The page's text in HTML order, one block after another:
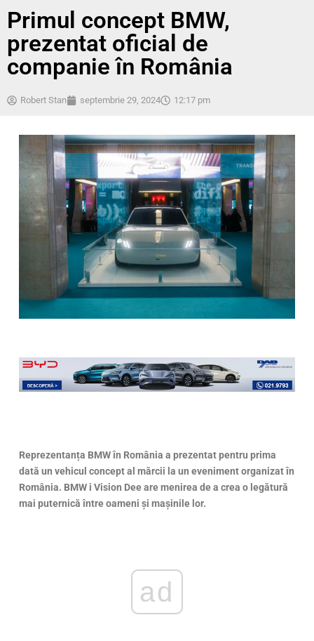
Primul concept BMW,
prezentat oficial de
companie în România
Robert Stan septembrie 29, 2024 12:17 pm
Reprezentanța BMW în România a prezentat pentru prima
dată un vehicul concept al mărcii la un eveniment organizat în
România. BMW i Vision Dee are menirea de a crea o legătură
mai puternică între oameni şi maşinile lor.
ad